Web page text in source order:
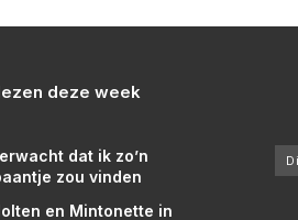
deze week
dat ik zo’n
zou vinden
en Mintonette in